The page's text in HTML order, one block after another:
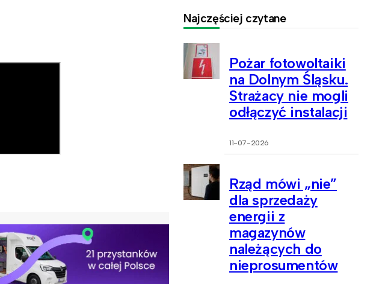
Najczęściej czytane
Pożar fotowoltaiki
na Dolnym Śląsku.
Strażacy nie mogli
odłączyć instalacji
11-07-2026
Rząd mówi „nie”
dla sprzedaży
energii z
magazynów
należących do
nieprosumentów